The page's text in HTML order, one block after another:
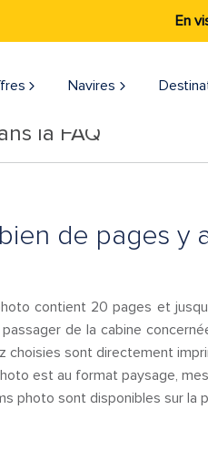
En
Navires
la FAQ
de pages y
contient 20 pages et
passager de la cabine
choisies sont directement
est au format paysage,
photo sont disponibles sur la